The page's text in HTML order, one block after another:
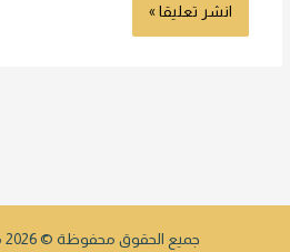
جميع الحقوق محفوظة © 2026 موقع عربي بوست